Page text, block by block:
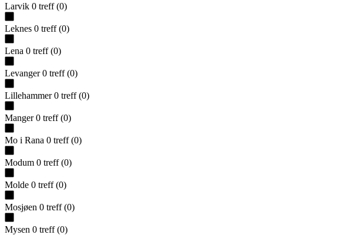
Larvik 0 treff (0)
Leknes 0 treff (0)
Lena 0 treff (0)
Levanger 0 treff (0)
Lillehammer 0 treff (0)
Manger 0 treff (0)
Mo i Rana 0 treff (0)
Modum 0 treff (0)
Molde 0 treff (0)
Mosjøen 0 treff (0)
Mysen 0 treff (0)